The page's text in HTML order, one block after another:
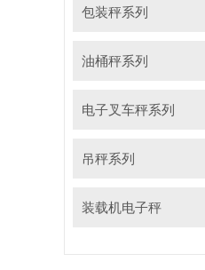
包装秤系列
油桶秤系列
电子叉车秤系列
吊秤系列
装载机电子秤